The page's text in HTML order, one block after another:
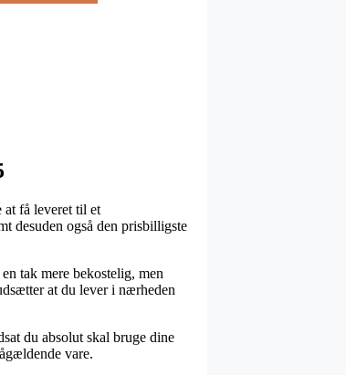
få leveret til et
desuden også den prisbilligste
tak mere bekostelig, men
at du lever i nærheden
du absolut skal bruge dine
vare.